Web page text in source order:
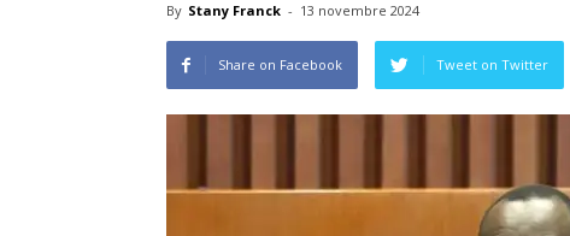
By Stany Franck - 13 novembre 2024
Share on Facebook Tweet on Twitter